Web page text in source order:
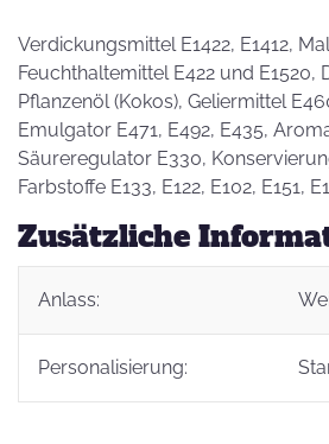
Verdickungsmittel E1422, E1412,
Feuchthaltemittel E422 und E1520,
Pflanzenöl (Kokos), Geliermittel
Emulgator E471, E492, E435,
Säureregulator E330,
Farbstoffe E133, E122, E102, E151,
Zusätzliche
Anlass:
Personalisierung: